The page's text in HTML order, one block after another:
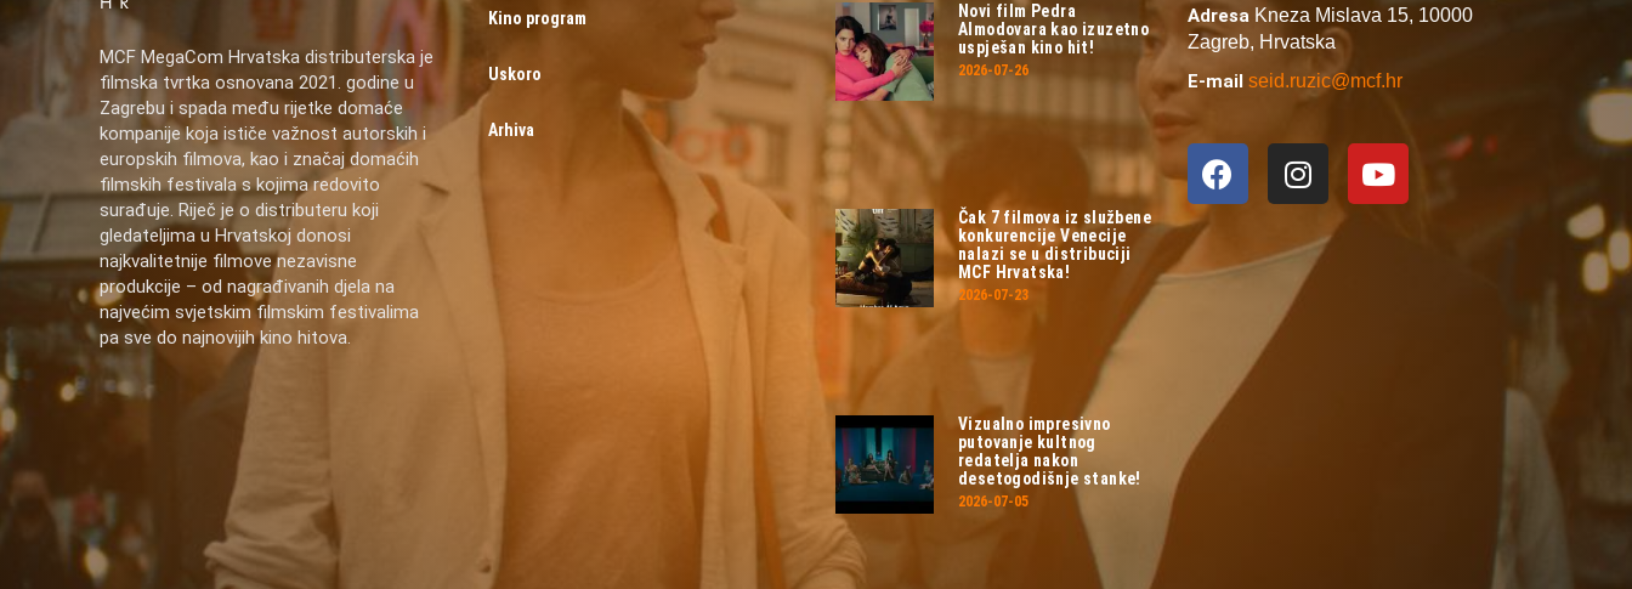
MCF MegaCom Hrvatska distributerska je
filmska tvrtka osnovana 2021. godine u
Zagrebu i spada među rijetke domaće
kompanije koja ističe važnost autorskih i
europskih filmova, kao i značaj domaćih
filmskih festivala s kojima redovito
surađuje. Riječ je o distributeru koji
gledateljima u Hrvatskoj donosi
najkvalitetnije filmove nezavisne
produkcije – od nagrađivanih djela na
najvećim svjetskim filmskim festivalima
pa sve do najnovijih kino hitova.
Kino program
Uskoro
Arhiva
Novi film Pedra
Almodovara kao izuzetno
uspješan kino hit!
2026-07-26
Čak 7 filmova iz službene
konkurencije Venecije
nalazi se u distribuciji
MCF Hrvatska!
2026-07-23
Vizualno impresivno
putovanje kultnog
redatelja nakon
desetogodišnje stanke!
2026-07-05
Adresa Kneza Mislava 15, 10000
Zagreb, Hrvatska
E-mail seid.ruzic@mcf.hr